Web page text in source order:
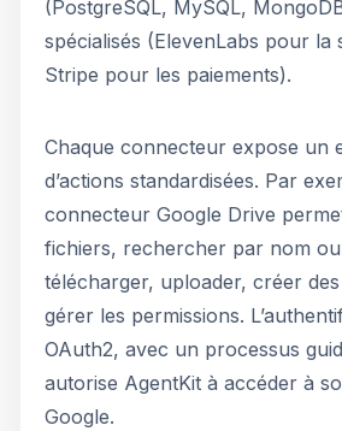
(PostgreSQL, MySQL,
spécialisés (ElevenLabs pour la
Stripe pour les paiements).
Chaque connecteur expose un
d’actions standardisées. Par
connecteur Google Drive
fichiers, rechercher par nom
télécharger, uploader, créer
gérer les permissions.
OAuth2, avec un processus
autorise AgentKit à accéder à
Google.